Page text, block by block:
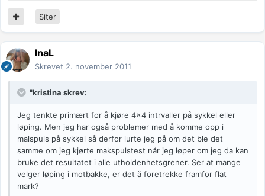
Siter
InaL
Skrevet 2. november 2011
"kristina skrev:
Jeg tenkte primært for å kjøre 4x4 intrvaller på sykkel eller
løping. Men jeg har også problemer med å komme opp i
malspuls på sykkel så derfor lurte jeg på om det ble det
samme om jeg kjørte makspulstest når jeg løper om jeg da kan
bruke det resultatet i alle utholdenhetsgrener. Ser at mange
velger løping i motbakke, er det å foretrekke framfor flat
mark?